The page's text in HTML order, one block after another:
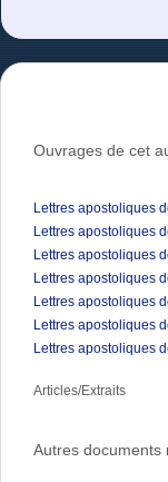
Ouvrages de cet
Lettres apostoliques
Lettres apostoliques
Lettres apostoliques
Lettres apostoliques
Lettres apostoliques
Lettres apostoliques
Lettres apostoliques
Articles/Extraits
Autres documents